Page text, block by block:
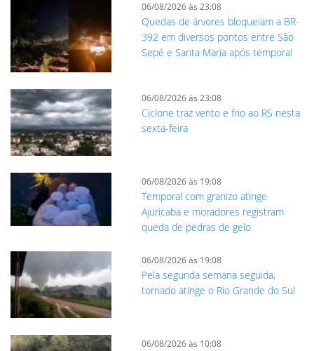
06/08/2026 às 23:08
Quedas de árvores bloqueiam a BR-
392 em diversos pontos entre São
Sepé e Santa Maria após temporal
06/08/2026 às 23:08
Ciclone traz vento e frio ao RS nesta
sexta-feira
06/08/2026 às 19:08
Temporal com granizo atinge
Ajuricaba e moradores registram
queda de pedras de gelo
06/08/2026 às 19:08
Pela segunda semana seguida,
tornado atinge o Rio Grande do Sul
06/08/2026 às 10:08